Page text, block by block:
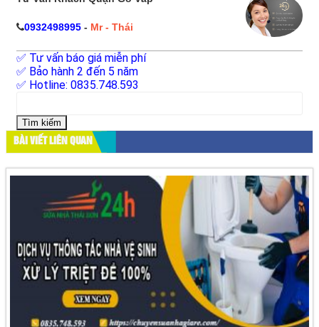
0932498995 - Mr - Thái
✅ Tư vấn báo giá miễn phí
✅ Bảo hành 2 đến 5 năm
✅ Hotline: 0835.748.593
cho:
BÀI VIẾT LIÊN QUAN